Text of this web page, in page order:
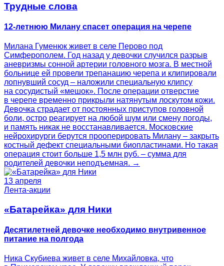
Трудные слова
12-летнюю Милану спасет операция на черепе
Милана Гуменюк живет в селе Перово под
Симферополем. Год назад у девочки случился разрыв
аневризмы сонной артерии головного мозга. В местной
больнице ей провели трепанацию черепа и клипировали
лопнувший сосуд – наложили специальную клипсу
на сосудистый «мешок». После операции отверстие
в черепе временно прикрыли натянутым лоскутом кожи.
Девочка страдает от постоянных приступов головной
боли, остро реагирует на любой шум или смену погоды,
и память никак не восстанавливается. Московские
нейрохирурги берутся прооперировать Милану – закрыть
костный дефект специальными биопластинами. Но такая
операция стоит больше 1,5 млн руб. – сумма для
родителей девочки неподъемная. →
13 апреля
Лента-акции
«Батарейка» для Ники
Десятилетней девочке необходимо внутривенное
питание на полгода
Ника Скубиева живет в селе Михайловка, что